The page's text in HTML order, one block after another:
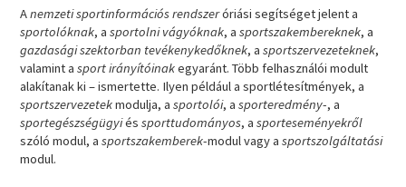
Anemzeti sportinformációs rendszeróriási segítséget jelent a
sportolóknak, asportolni vágyóknak, asportszakembereknek, a
gazdasági szektorban tevékenykedőknek, asportszervezeteknek,
valamint asport irányítóinakegyaránt. Több felhasználói modult
alakítanak ki – ismertette. Ilyen például a sportlétesítmények, a
sportszervezetekmodulja, asportolói, asporteredmény-, a
sportegészségügyiéssporttudományos, asporteseményekről
szóló modul, asportszakemberek-modul vagy asportszolgáltatási
modul.